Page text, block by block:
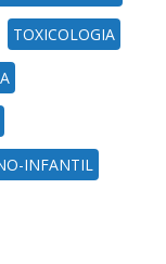
TOXICOLOGIA
INFANTIL